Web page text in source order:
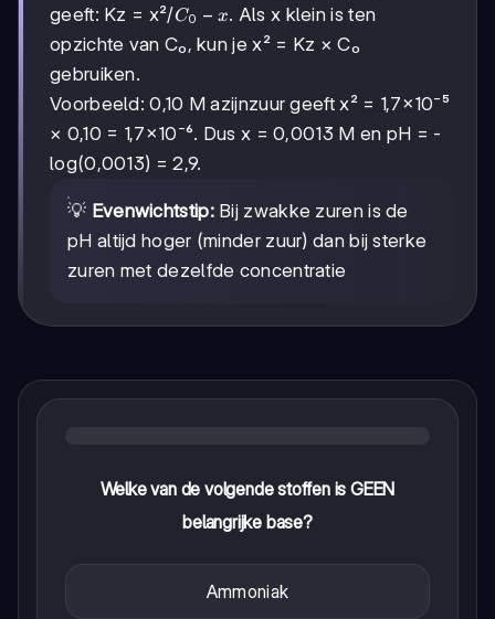
geeft: Kz = x²/C₀-
x
C0 − x. Als x klein is ten
opzichte van C₀, kun je x² = Kz × C₀
gebruiken.
Voorbeeld: 0,10 M azijnzuur geeft x² = 1,7×10⁻⁵
× 0,10 = 1,7×10⁻⁶. Dus x = 0,0013 M en pH = -
log(0,0013) = 2,9.
💡 Evenwichtstip:Bij zwakke zuren is de
pH altijd hoger (minder zuur) dan bij sterke
zuren met dezelfde concentratie
Welke van de volgende stoffen is GEEN
belangrijke base?
Ammoniak